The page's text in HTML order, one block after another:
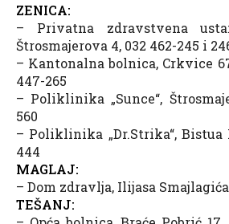
ZENICA:
– Privatna zdravstvena
Štrosmajerova 4, 032 462-245 i
– Kantonalna bolnica, Crkvice
447-265
– Poliklinika „Sunce“,
560
– Poliklinika „Dr.Strika“, Bistua
444
MAGLAJ:
– Dom zdravlja, Ilijasa Smajlagića
TEŠANJ: